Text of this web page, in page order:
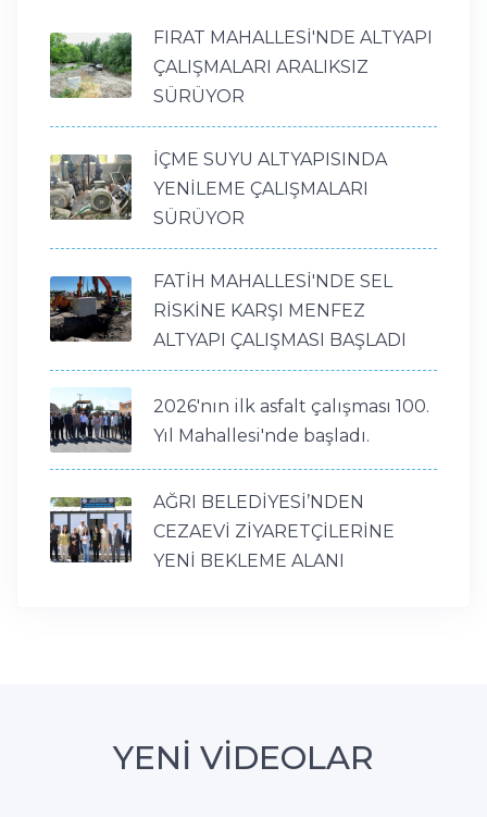
FIRAT MAHALLESİ'NDE ALTYAPI
ÇALIŞMALARI ARALIKSIZ
SÜRÜYOR
İÇME SUYU ALTYAPISINDA
YENİLEME ÇALIŞMALARI
SÜRÜYOR
FATİH MAHALLESİ'NDE SEL
RİSKİNE KARŞI MENFEZ
ALTYAPI ÇALIŞMASI BAŞLADI
2026'nın ilk asfalt çalışması 100.
Yıl Mahallesi'nde başladı.
AĞRI BELEDİYESİ’NDEN
CEZAEVİ ZİYARETÇİLERİNE
YENİ BEKLEME ALANI
YENİ VİDEOLAR